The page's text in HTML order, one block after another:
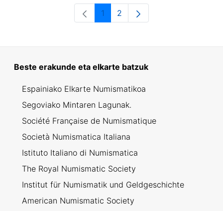
Orrialdea
1 Orrialdea
2
Beste erakunde eta elkarte batzuk
Espainiako Elkarte Numismatikoa
Segoviako Mintaren Lagunak.
Société Française de Numismatique
Società Numismatica Italiana
Istituto Italiano di Numismatica
The Royal Numismatic Society
Institut für Numismatik und Geldgeschichte
American Numismatic Society